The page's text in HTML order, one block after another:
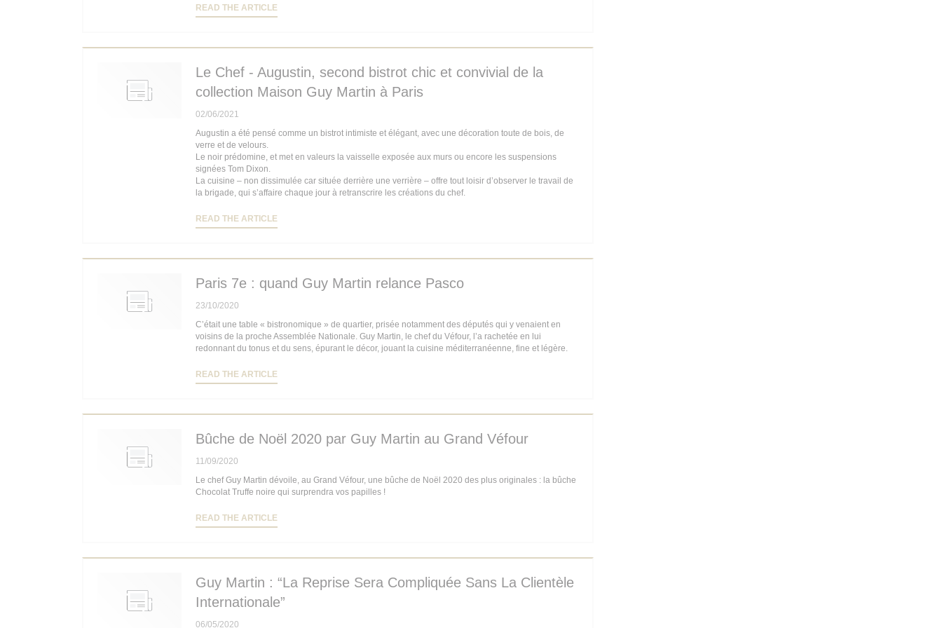
READ THE ARTICLE
Le Chef - Augustin, second bistrot chic et convivial de la
collection Maison Guy Martin à Paris
02/06/2021
Augustin a été pensé comme un bistrot intimiste et élégant, avec une décoration toute de bois, de
verre et de velours.
Le noir prédomine, et met en valeurs la vaisselle exposée aux murs ou encore les suspensions
signées Tom Dixon.
La cuisine – non dissimulée car située derrière une verrière – offre tout loisir d’observer le travail de
la brigade, qui s’affaire chaque jour à retranscrire les créations du chef.
READ THE ARTICLE
Paris 7e : quand Guy Martin relance Pasco
23/10/2020
C’était une table « bistronomique » de quartier, prisée notamment des députés qui y venaient en
voisins de la proche Assemblée Nationale. Guy Martin, le chef du Véfour, l’a rachetée en lui
redonnant du tonus et du sens, épurant le décor, jouant la cuisine méditerranéenne, fine et légère.
READ THE ARTICLE
Bûche de Noël 2020 par Guy Martin au Grand Véfour
11/09/2020
Le chef Guy Martin dévoile, au Grand Véfour, une bûche de Noël 2020 des plus originales : la bûche
Chocolat Truffe noire qui surprendra vos papilles !
READ THE ARTICLE
Guy Martin : “La Reprise Sera Compliquée Sans La Clientèle
Internationale”
06/05/2020